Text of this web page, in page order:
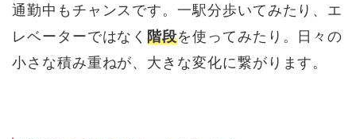
通勤中もチャンスです。一駅分歩いてみたり、エ
レベーターではなく階段を使ってみたり。日々の
小さな積み重ねが、大きな変化に繋がります。